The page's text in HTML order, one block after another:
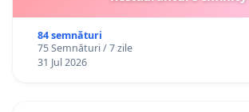
84 semnături
75 Semnături / 7 zile
31 Jul 2026